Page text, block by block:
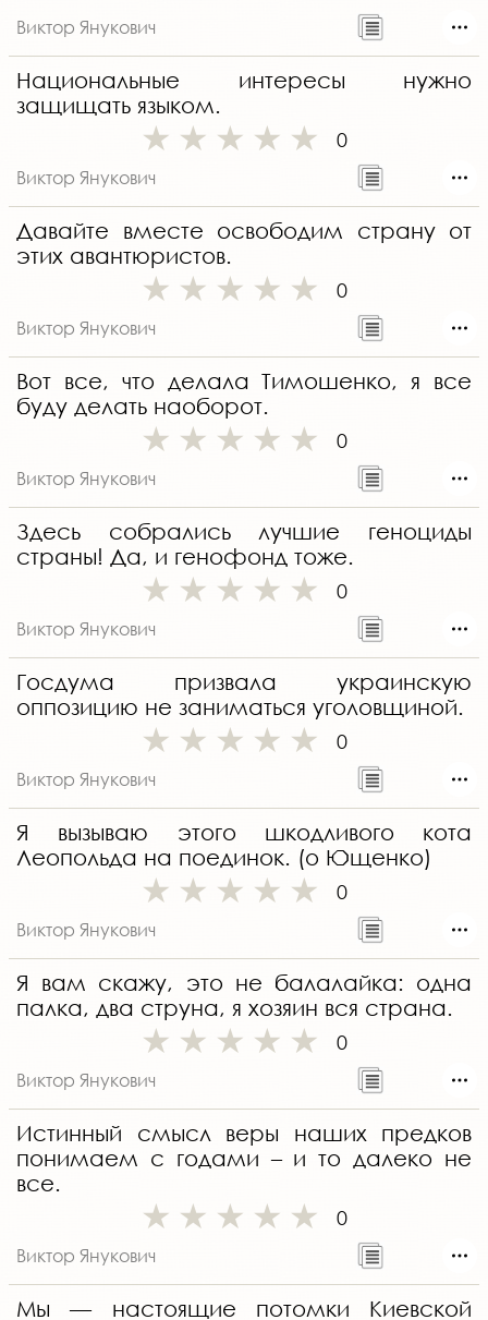
Виктор Янукович
Национальные интересы нужно
защищать языком.
0
Виктор Янукович
Давайте вместе освободим страну от
этих авантюристов.
0
Виктор Янукович
Вот все, что делала Тимошенко, я все
буду делать наоборот.
0
Виктор Янукович
Здесь собрались лучшие геноциды
страны! Да, и генофонд тоже.
0
Виктор Янукович
Госдума призвала украинскую
оппозицию не заниматься уголовщиной.
0
Виктор Янукович
Я вызываю этого шкодливого кота
Леопольда на поединок. (о Ющенко)
0
Виктор Янукович
Я вам скажу, это не балалайка: одна
палка, два струна, я хозяин вся страна.
0
Виктор Янукович
Истинный смысл веры наших предков
понимаем с годами – и то далеко не
все.
0
Виктор Янукович
Мы — настоящие потомки Киевской